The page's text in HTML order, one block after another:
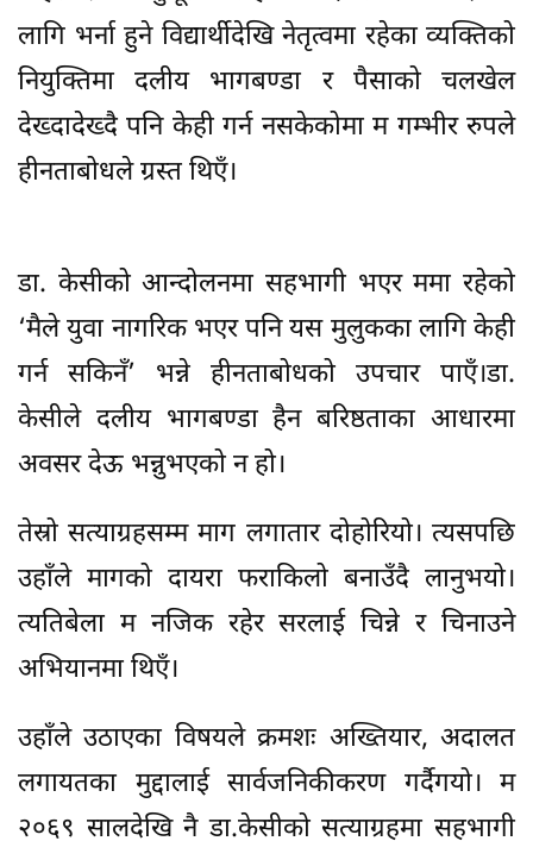
लागि भर्ना हुने विद्यार्थीदेखि नेतृत्वमा रहेका व्यक्तिको
नियुक्तिमा दलीय भागबण्डा र पैसाको चलखेल
देख्दादेख्दै पनि केही गर्न नसकेकोमा म गम्भीर रुपले
हीनताबोधले ग्रस्त थिएँ।
डा. केसीको आन्दोलनमा सहभागी भएर ममा रहेको
‘मैले युवा नागरिक भएर पनि यस मुलुकका लागि केही
गर्न सकिनँ’ भन्ने हीनताबोधको उपचार पाएँ।डा.
केसीले दलीय भागबण्डा हैन बरिष्ठताका आधारमा
अवसर देऊ भन्नुभएको न हो।
तेस्रो सत्याग्रहसम्म माग लगातार दोहोरियो। त्यसपछि
उहाँले मागको दायरा फराकिलो बनाउँदै लानुभयो।
त्यतिबेला म नजिक रहेर सरलाई चिन्ने र चिनाउने
अभियानमा थिएँ।
उहाँले उठाएका विषयले क्रमशः अख्तियार, अदालत
लगायतका मुद्दालाई सार्वजनिकीकरण गर्दैगयो। म
२०६९ सालदेखि नै डा.केसीको सत्याग्रहमा सहभागी